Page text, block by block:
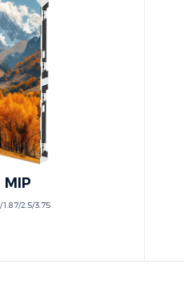
MIP
1.87/2.5/3.75